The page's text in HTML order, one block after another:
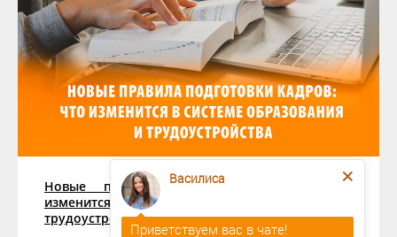
Новые правила подготовки кадров: что
изменится в системе образования и
трудоустройства
Василиса
Приветствуем вас в чате!